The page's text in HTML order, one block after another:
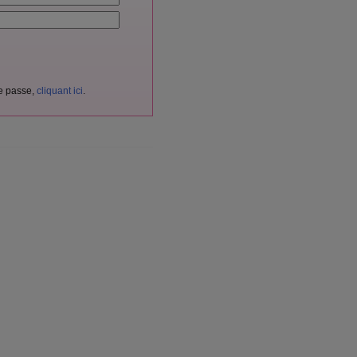
passe, cliquant ici.